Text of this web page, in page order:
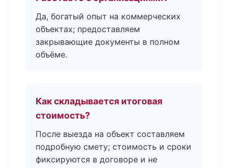
Да, богатый опыт на коммерческих
объектах; предоставляем
закрывающие документы в полном
объёме.
Как складывается итоговая
стоимость?
После выезда на объект составляем
подробную смету; стоимость и сроки
фиксируются в договоре и не